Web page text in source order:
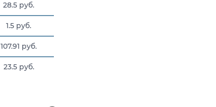
28.5 руб.
1.5 руб.
107.91 руб.
23.5 руб.